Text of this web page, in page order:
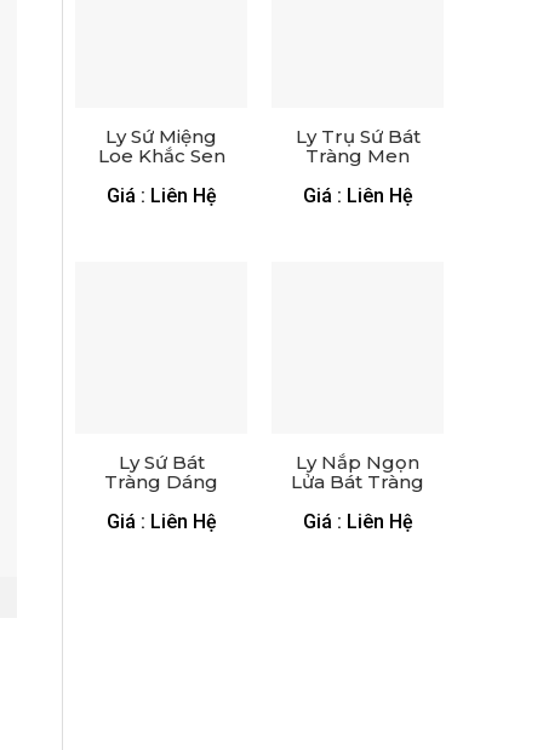
Ly Sứ Miệng
Loe Khắc Sen
– LS 5572724
Giá : Liên Hệ
Ly Trụ Sứ Bát
Tràng Men
2472224
Giá : Liên Hệ
Ly Sứ Bát
Tràng Dáng
– LS 0271124
Giá : Liên Hệ
Ly Nắp Ngọn
Lửa Bát Tràng
LS 2672224
Giá : Liên Hệ